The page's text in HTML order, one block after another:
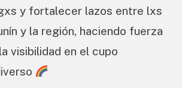
y fortalecer lazos entre lxs
y la región, haciendo fuerza
visibilidad en el cupo